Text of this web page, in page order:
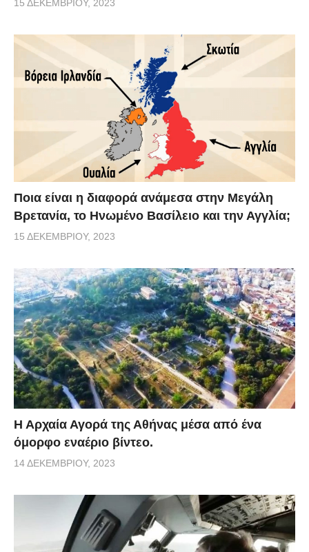
15 ΔΕΚΕΜΒΡΊΟΥ, 2023
Ποια είναι η διαφορά ανάμεσα στην Μεγάλη
Βρετανία, το Ηνωμένο Βασίλειο και την Αγγλία;
15 ΔΕΚΕΜΒΡΊΟΥ, 2023
Η Αρχαία Αγορά της Αθήνας μέσα από ένα
όμορφο εναέριο βίντεο.
14 ΔΕΚΕΜΒΡΊΟΥ, 2023